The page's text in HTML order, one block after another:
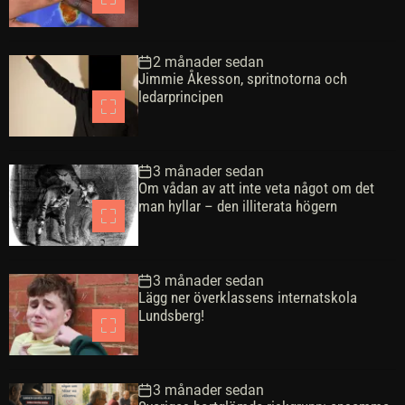
2 månader sedan
Jimmie Åkesson, spritnotorna och
ledarprincipen
3 månader sedan
Om vådan av att inte veta något om det
man hyllar – den illiterata högern
3 månader sedan
Lägg ner överklassens internatskola
Lundsberg!
3 månader sedan